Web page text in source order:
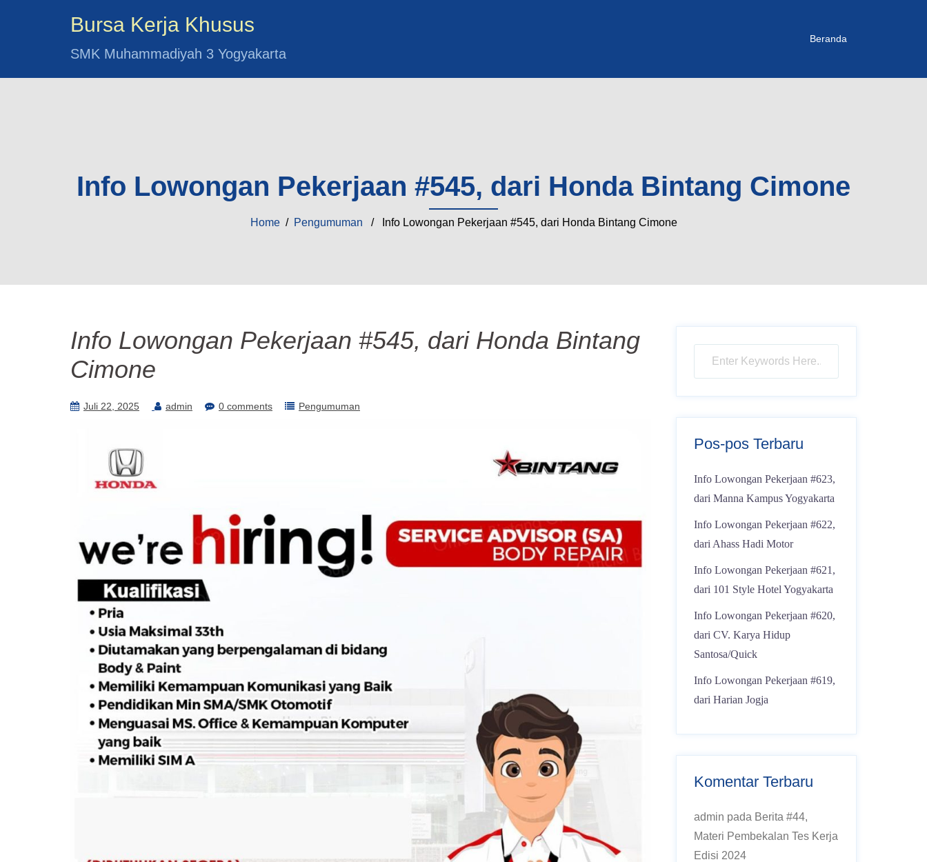
Bursa Kerja Khusus
SMK Muhammadiyah 3 Yogyakarta
Beranda
Info Lowongan Pekerjaan #545, dari Honda Bintang Cimone
Home/ Pengumuman / Info Lowongan Pekerjaan #545, dari Honda Bintang Cimone
Info Lowongan Pekerjaan #545, dari Honda Bintang
Cimone
Juli 22, 2025 admin 0 comments Pengumuman
Pos-pos Terbaru
Info Lowongan Pekerjaan #623,
dari Manna Kampus Yogyakarta
Info Lowongan Pekerjaan #622,
dari Ahass Hadi Motor
Info Lowongan Pekerjaan #621,
dari 101 Style Hotel Yogyakarta
Info Lowongan Pekerjaan #620,
dari CV. Karya Hidup
Santosa/Quick
Info Lowongan Pekerjaan #619,
dari Harian Jogja
Komentar Terbaru
admin pada Berita #44,
Materi Pembekalan Tes Kerja
Edisi 2024